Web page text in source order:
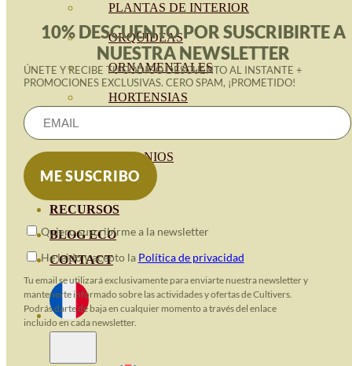
PLANTAS DE INTERIOR
ORQUIDEAS
ORNAMENTALES
HORTENSIAS
GERANIOS
VIVERO
RECURSOS
BLOG ECO
CONTACT
10% DESCUENTO POR SUSCRIBIRTE A
NUESTRA NEWSLETTER
ÚNETE Y RECIBE TU CÓDIGO DESCUENTO AL INSTANTE +
PROMOCIONES EXCLUSIVAS. CERO SPAM, ¡PROMETIDO!
Quiero suscribirme a la newsletter
He leido y acepto la Política de privacidad
Tu email se utilizará exclusivamente para enviarte nuestra newsletter y
mantenerte informado sobre las actividades y ofertas de Cultivers.
Podrás darte de baja en cualquier momento a través del enlace
incluido en cada newsletter.